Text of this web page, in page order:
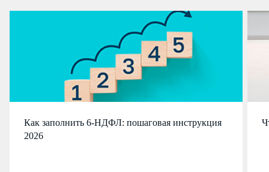
Как заполнить 6-НДФЛ: пошаговая инструкция
2026